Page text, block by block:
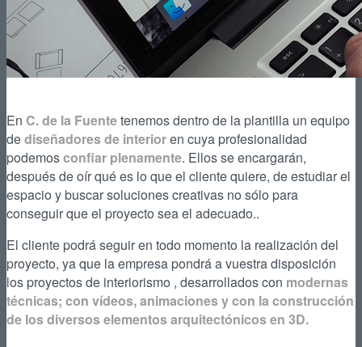
En C. de la Fuentetenemos dentro de la plantilla un equipo
dediseñadores de interioren cuya profesionalidad
podemosconfiar plenamente. Ellos se encargarán,
después de oír qué es lo que el cliente quiere, de estudiar el
espacio y buscar soluciones creativas no sólo para
conseguir que el proyecto sea el adecuado..
El cliente podrá seguir en todo momento la realización del
proyecto, ya que la empresa pondrá a vuestra disposición
los proyectos de interiorismo , desarrollados con modernas
técnicas; con vídeos, animaciones y con la construcción
de los diversos elementos arquitectónicos en 3D.